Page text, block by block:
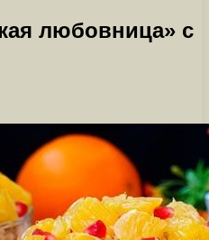
любовница» с